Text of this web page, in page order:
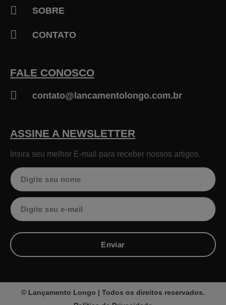
SOBRE
CONTATO
FALE CONOSCO
contato@lancamentolongo.com.br
ASSINE A NEWSLETTER
Insira seu melhor E-mail para receber nossos artigos.
Nome
Email
Enviar
© Lançamento Longo | Todos os direitos reservados.